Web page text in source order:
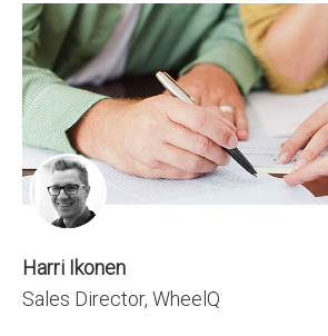
Harri Ikonen
Sales Director, WheelQ